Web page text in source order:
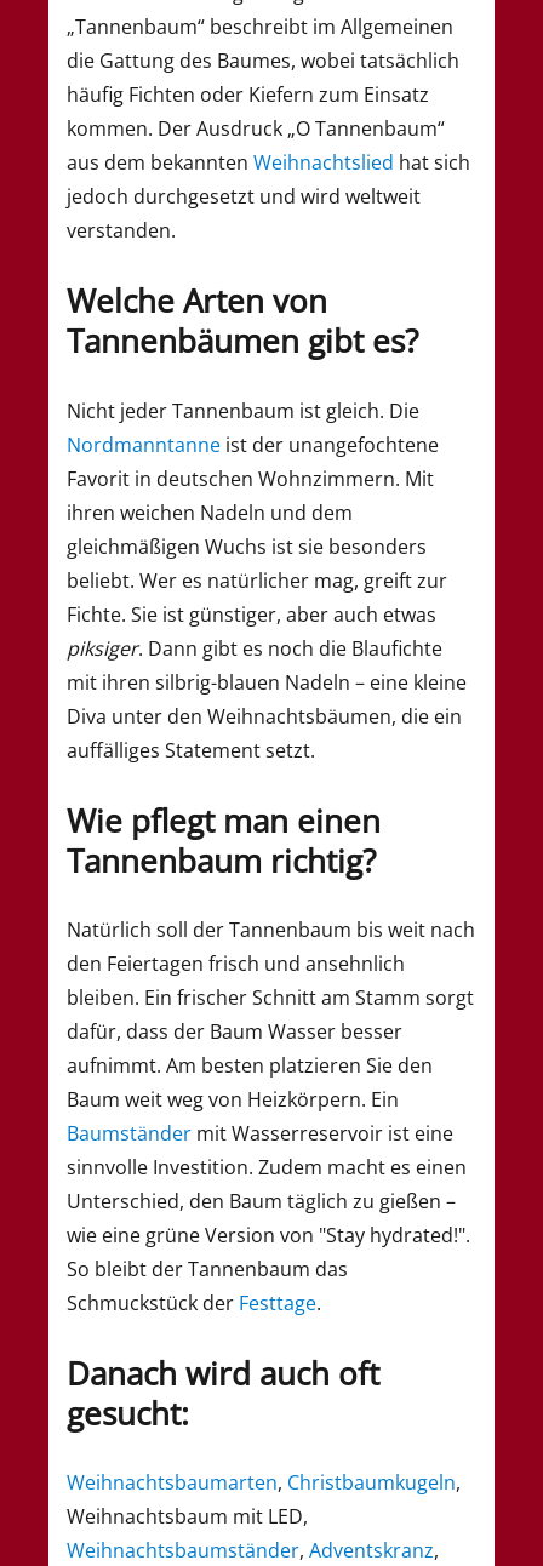
„Tannenbaum“ beschreibt im Allgemeinen
die Gattung des Baumes, wobei tatsächlich
häufig Fichten oder Kiefern zum Einsatz
kommen. Der Ausdruck „O Tannenbaum“
aus dem bekannten Weihnachtslied hat sich
jedoch durchgesetzt und wird weltweit
verstanden.
Welche Arten von
Tannenbäumen gibt es?
Nicht jeder Tannenbaum ist gleich. Die
Nordmanntanne ist der unangefochtene
Favorit in deutschen Wohnzimmern. Mit
ihren weichen Nadeln und dem
gleichmäßigen Wuchs ist sie besonders
beliebt. Wer es natürlicher mag, greift zur
Fichte. Sie ist günstiger, aber auch etwas
piksiger. Dann gibt es noch die Blaufichte
mit ihren silbrig-blauen Nadeln – eine kleine
Diva unter den Weihnachtsbäumen, die ein
auffälliges Statement setzt.
Wie pflegt man einen
Tannenbaum richtig?
Natürlich soll der Tannenbaum bis weit nach
den Feiertagen frisch und ansehnlich
bleiben. Ein frischer Schnitt am Stamm sorgt
dafür, dass der Baum Wasser besser
aufnimmt. Am besten platzieren Sie den
Baum weit weg von Heizkörpern. Ein
Baumständer mit Wasserreservoir ist eine
sinnvolle Investition. Zudem macht es einen
Unterschied, den Baum täglich zu gießen –
wie eine grüne Version von "Stay hydrated!".
So bleibt der Tannenbaum das
Schmuckstück der Festtage.
Danach wird auch oft
gesucht:
Weihnachtsbaumarten, Christbaumkugeln,
Weihnachtsbaum mit LED,
Weihnachtsbaumständer, Adventskranz,